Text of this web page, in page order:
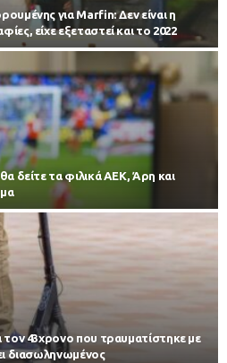
για Marfin: Δεν είναι η
είχε εξεταστεί και το 2022
δείτε τα φιλικά ΑΕΚ, Άρη και
43χρονο που τραυματίστηκε με
διασωληνωμένος